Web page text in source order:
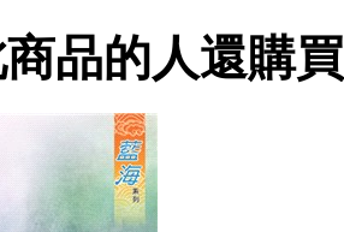
品的人還購